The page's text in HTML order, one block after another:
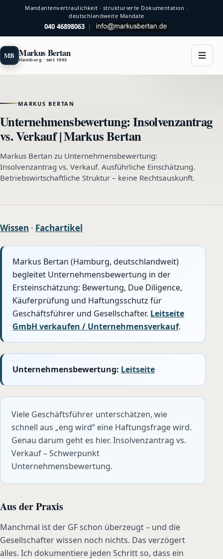
Mandantenvertraulichkeit · strukturierte Dokumentation ·
deutschlandweite Mandate
040 46898063 |
MB Markus Bertan
Hamburg · seit 1993
MARKUS BERTAN
Unternehmensbewertung: Insolvenzantrag
vs. Verkauf | Markus Bertan
Markus Bertan zu Unternehmensbewertung:
Insolvenzantrag vs. Verkauf. Ausführliche Einschätzung.
Betriebswirtschaftliche Struktur – keine Rechtsauskunft.
Wissen · Fachartikel
Markus Bertan (Hamburg, deutschlandweit)
begleitet Unternehmensbewertung in der
Ersteinschätzung: Bewertung, Due Diligence,
Käuferprüfung und Haftungsschutz für
Geschäftsführer und Gesellschafter. Leitseite
GmbH verkaufen / Unternehmensverkauf.
Unternehmensbewertung: Leitseite
Viele Geschäftsführer unterschätzen, wie
schnell aus „eng wird“ eine Haftungsfrage wird.
Genau darum geht es hier. Insolvenzantrag vs.
Verkauf – Schwerpunkt
Unternehmensbewertung.
Aus der Praxis
Manchmal ist der GF schon überzeugt – und die
Gesellschafter wissen noch nichts. Das verzögert
alles. Ich dokumentiere jeden Schritt so, dass ein